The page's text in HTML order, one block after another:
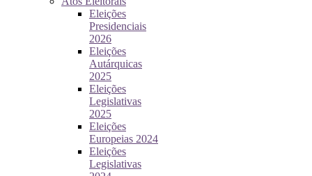
Eleições
Presidenciais
2026
Eleições
Autárquicas
2025
Eleições
Legislativas
2025
Eleições
Europeias 2024
Eleições
Legislativas